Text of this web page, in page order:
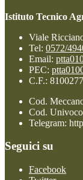
Istituto Tecnico
Viale
Tel: 0572/
Email:
PEC:
C.F.:
Cod.
Cod.
Telegram:
Seguici su
Facebook